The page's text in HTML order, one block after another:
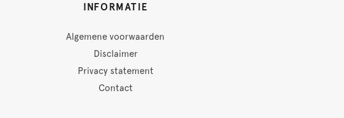
INFORMATIE
Algemene voorwaarden
Disclaimer
Privacy statement
Contact